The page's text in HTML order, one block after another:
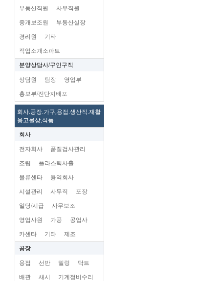
부동산직원 사무직원
중개보조원 부동산실장
경리원 기타
직업소개소파트
분양상담사/구인구직
상담원 팀장 영업부
홍보부/전단지배포
회사.공장.가구,용접.생산직.재활
용고물상,식품
회사
전자회사 품질검사관리
조립 플라스틱사출
물류센타 용역회사
시설관리 사무직 포장
일당/시급 사무보조
영업사원 가공 공업사
카센타 기타 제조
공장
용접 선반 밀링 닥트
배관 새시 기계정비수리